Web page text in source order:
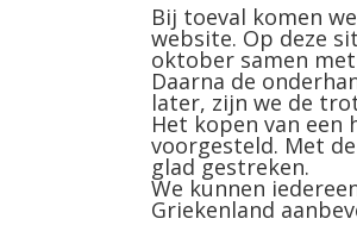
Bij toeval komen
website. Op deze
oktober samen
Daarna de
later, zijn we de
Het kopen van een
voorgesteld. Met
glad gestreken.
We kunnen
Griekenland